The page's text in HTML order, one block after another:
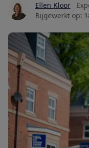
Ellen Kloor
Bijgewerkt op: